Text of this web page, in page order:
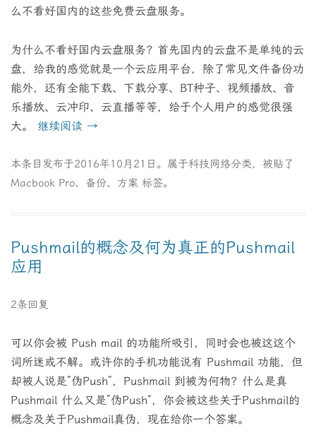
么不看好国内的这些免费云盘服务。
为什么不看好国内云盘服务？首先国内的云盘不是单纯的云
盘，给我的感觉就是一个云应用平台，除了常见文件备份功
能外，还有全能下载、下载分享、BT种子、视频播放、音
乐播放、云冲印、云直播等等，给于个人用户的感觉很强
大。 继续阅读 →
本条目发布于2016年10月21日 。属于科技网络分类，被贴了
Macbook Pro、 备份、 方案 标签。
Pushmail的概念及何为真正的Pushmail
应用
2条回复
可以你会被 Push mail 的功能所吸引，同时会也被这这个
词所迷或不解。或许你的手机功能说有 Pushmail 功能，但
却被人说是”伪Push”，Pushmail 到被为何物？什么是真
Pushmail 什么又是”伪Push“，你会被这些关于Pushmail的
概念及关于Pushmail真伪，现在给你一个答案。